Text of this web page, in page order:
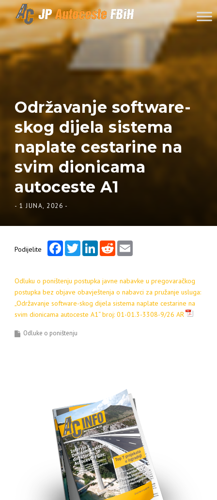
Skip to content
Održavanje software-
skog dijela sistema
naplate cestarine na
svim dionicama
autoceste A1
- 1 JUNA, 2026 -
Podijelite
FacebookTwitterLinkedInReddit
Odluku o poništenju postupka javne nabavke u pregovaračkog
postupka bez objave obavještenja o nabavci za pružanje usluga:
„Održavanje software-skog dijela sistema naplate cestarine na
svim dionicama autoceste A1“ broj: 01-01.3-3308-9/26 AR
Odluke o poništenju